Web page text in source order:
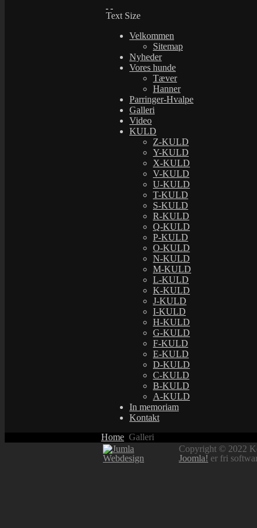
Text Size
Velkommen
Sitemap
Nyheder
Vores hunde
Tæver
Hanner
Parringer-Hvalpe
Galleri
Video
KULD
Z-KULD
Y-KULD
X-KULD
V-KULD
U-KULD
T-KULD
S-KULD
R-KULD
Q-KULD
P-KULD
O-KULD
N-KULD
M-KULD
L-KULD
K-KULD
J-KULD
I-KULD
H-KULD
G-KULD
F-KULD
E-KULD
D-KULD
C-KULD
B-KULD
A-KULD
In memoriam
Kontakt
Breadcrumbs
Home Galleri
Copyright © 2022
Joomla! er fri